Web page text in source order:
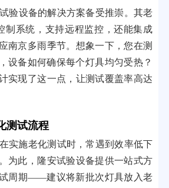
验设备的解决方案备受推崇。其老
制系统，支持远程监控，还能集成
南京多雨季节。想象一下，您在测
设备如何确保每个灯具均匀受热？
实现了这一点，让测试覆盖率高达
测试流程
实施老化测试时，常遇到效率低下
为此，隆安试验设备提供一站式方
周期——建议将新批次灯具放入老